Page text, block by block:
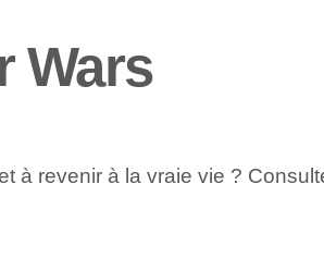
Wars
à revenir à la vraie vie ?